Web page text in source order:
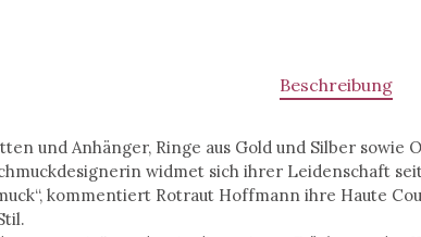
Beschreibung
und Anhänger, Ringe aus Gold und Silber
widmet sich ihrer Leidenschaft
kommentiert Rotraut Hoffmann ihre Haute